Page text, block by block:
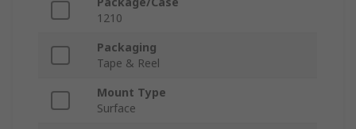
1210
Packaging
Tape & Reel
Mount Type
Surface